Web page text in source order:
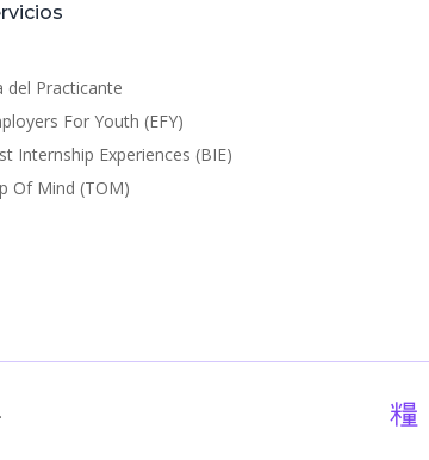
del Practicante
For Youth (EFY)
Internship Experiences (BIE)
Of Mind (TOM)